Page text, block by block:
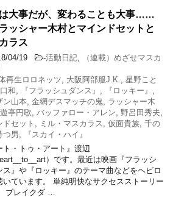
大事だが、変わることも大事……
ッシャー木村とマインドセットと
ラス
04/19 -活動日記
（連載）めざせマスカ
再生ロロネッツ
大阪阿部服J.K.
星野こと
和 『フラッシュダンス』 『ロッキー』
ン山本 金網デスマッチの鬼 ラッシャー木
亭円歌 バッファロー・アレン 野呂田秀夫
ドセット
ミル・マスカラス 仮面貴族 千の
つ男
『スカイ・ハイ』
ト・トゥ・アート』渡辺
）です。最近は映画『フラッシ
ス』や『ロッキー』のテーマ曲などをヘビロ
いています。 単純明快なサクセスストーリー
ブレイクダ …